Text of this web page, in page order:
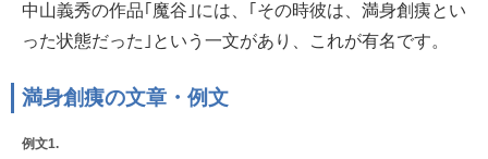
中山義秀の作品｢魔谷｣には、｢その時彼は、満身創痍とい
った状態だった｣という一文があり、これが有名です。
満身創痍の文章・例文
例文1.